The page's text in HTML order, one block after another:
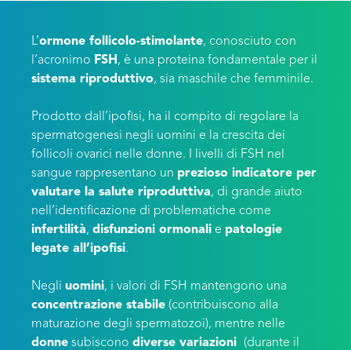
L’ormone follicolo-stimolante, conosciuto con
l’acronimo FSH , è una proteina fondamentale per il
sistema riproduttivo, sia maschile che femminile.
Prodotto dall’ipofisi, ha il compito di regolare la
spermatogenesi negli uomini e la crescita dei
follicoli ovarici nelle donne. I livelli di FSH nel
sangue rappresentano un prezioso indicatore per
valutare la salute riproduttiva, di grande aiuto
nell’identificazione di problematiche come
infertilità, disfunzioni ormonali e patologie
legate all’ipofisi.
Negli uomini, i valori di FSH mantengono una
concentrazione stabile (contribuiscono alla
maturazione degli spermatozoi), mentre nelle
donne subiscono diverse variazioni
(durante il